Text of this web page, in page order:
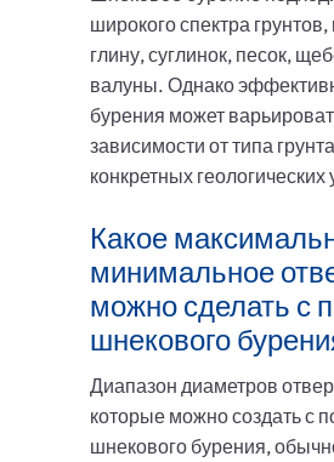
широкого спектра
глину, суглинок, песок,
валуны. Однако
бурения может
зависимости от типа
конкретных геологических
Какое
минимальное
можно сделать с
шнекового
Диапазон диаметров
которые можно создать с
шнекового бурения,